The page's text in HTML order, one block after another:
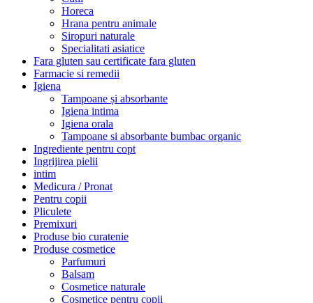
Horeca
Hrana pentru animale
Siropuri naturale
Specialitati asiatice
Fara gluten sau certificate fara gluten
Farmacie si remedii
Igiena
Tampoane și absorbante
Igiena intima
Igiena orala
Tampoane si absorbante bumbac organic
Ingrediente pentru copt
Ingrijirea pielii
intim
Medicura / Pronat
Pentru copii
Pliculete
Premixuri
Produse bio curatenie
Produse cosmetice
Parfumuri
Balsam
Cosmetice naturale
Cosmetice pentru copii